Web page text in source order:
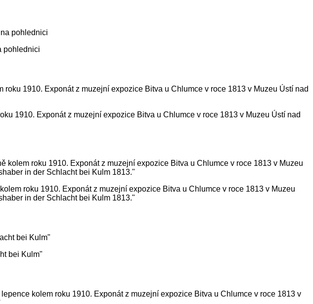
pohlednici
1910. Exponát z muzejní expozice Bitva u Chlumce v roce 1813 v Muzeu Ústí nad
roku 1910. Exponát z muzejní expozice Bitva u Chlumce v roce 1813 v Muzeu
in der Schlacht bei Kulm 1813."
bei Kulm"